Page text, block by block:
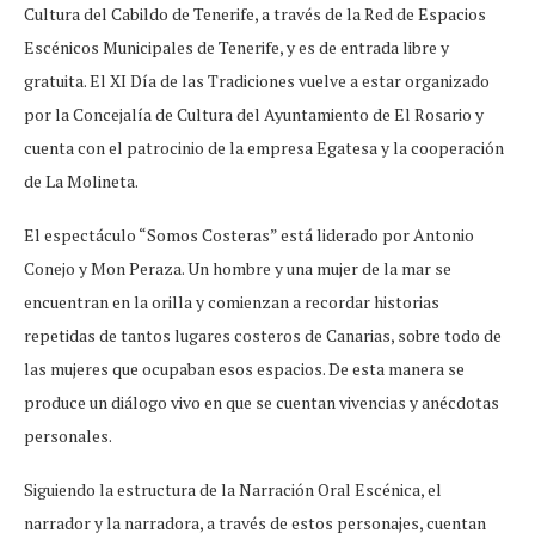
Cultura del Cabildo de Tenerife, a través de la Red de Espacios
Escénicos Municipales de Tenerife, y es de entrada libre y
gratuita. El XI Día de las Tradiciones vuelve a estar organizado
por la Concejalía de Cultura del Ayuntamiento de El Rosario y
cuenta con el patrocinio de la empresa Egatesa y la cooperación
de La Molineta.
El espectáculo “Somos Costeras” está liderado por Antonio
Conejo y Mon Peraza. Un hombre y una mujer de la mar se
encuentran en la orilla y comienzan a recordar historias
repetidas de tantos lugares costeros de Canarias, sobre todo de
las mujeres que ocupaban esos espacios. De esta manera se
produce un diálogo vivo en que se cuentan vivencias y anécdotas
personales.
Siguiendo la estructura de la Narración Oral Escénica, el
narrador y la narradora, a través de estos personajes, cuentan